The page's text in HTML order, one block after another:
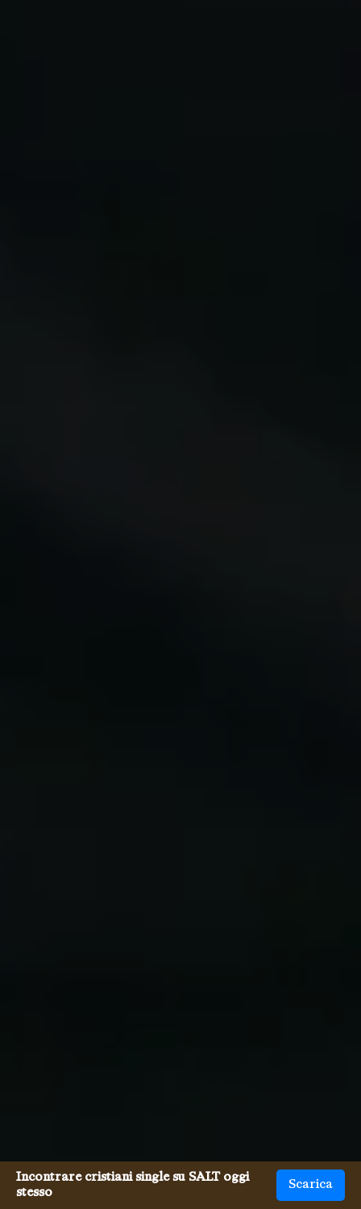
Incontrare cristiani single su SALT oggi
stesso
Scarica